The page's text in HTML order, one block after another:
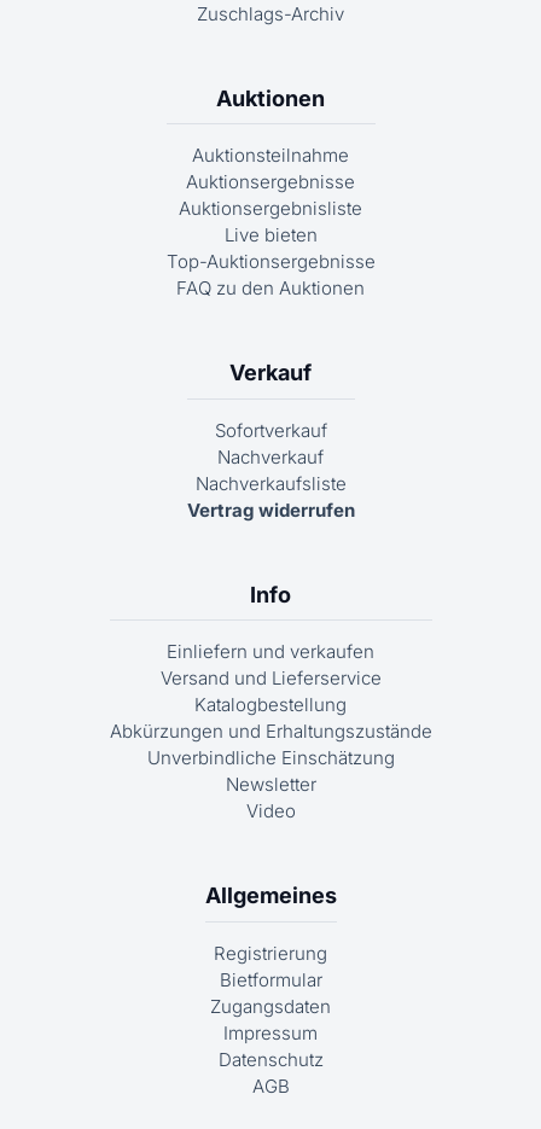
Zuschlags-Archiv
Auktionen
Auktionsteilnahme
Auktionsergebnisse
Auktionsergebnisliste
Live bieten
Top-Auktionsergebnisse
FAQ zu den Auktionen
Verkauf
Sofortverkauf
Nachverkauf
Nachverkaufsliste
Vertrag widerrufen
Info
Einliefern und verkaufen
Versand und Lieferservice
Katalogbestellung
Abkürzungen und Erhaltungszustände
Unverbindliche Einschätzung
Newsletter
Video
Allgemeines
Registrierung
Bietformular
Zugangsdaten
Impressum
Datenschutz
AGB